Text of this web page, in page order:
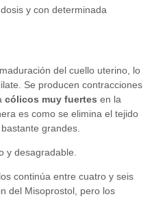
y con determinada
del cuello uterino, lo
Se producen contracciones
cólicos muy fuertes en la
es como se elimina el tejido
grandes.
y desagradable.
continúa entre cuatro y seis
del Misoprostol, pero los